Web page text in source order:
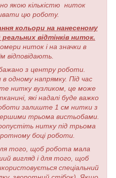
якою кількістю ниток
цю роботу.
кольори на нанесеному
відтінків ниток.
ниток і на значки в
відповідають.
з центру роботи.
одному напрямку. Під час
нитку вузликом, це може
які надалі буде важко
залиште 1 см нитки з
трьома вистьобами.
нитку під трьома
боці роботи.
того, щоб робота мала
вигляд і для того, щоб
спеціальний